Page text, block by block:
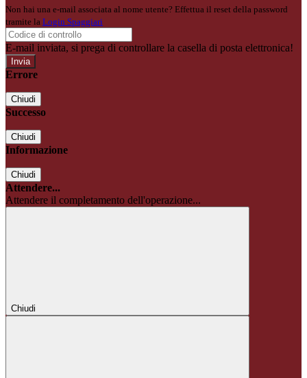
Non hai una e-mail associata al nome utente? Effettua il reset della password
tramite la Login Spaggiari
E-mail inviata, si prega di controllare la casella di posta elettronica!
Errore
Chiudi
Successo
Chiudi
Informazione
Chiudi
Attendere...
Attendere il completamento dell'operazione...
Chiudi